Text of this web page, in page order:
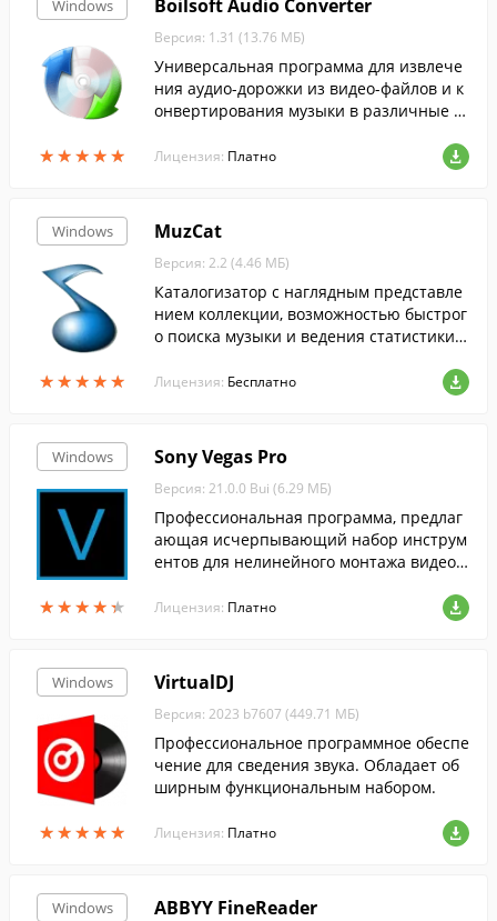
Windows
★★★★★
★★★★★
Boilsoft Audio Converter
Версия: 1.31 (13.76 МБ)
Универсальная программа для извлече
ния аудио-дорожки из видео-файлов и к
онвертирования музыки в различные ф
Лицензия: Платно
Windows
★★★★★
★★★★★
MuzCat
Версия: 2.2 (4.46 МБ)
Каталогизатор с наглядным представле
нием коллекции, возможностью быстрог
о поиска музыки и ведения статистики,
ия тегов и многими другими возможност
Лицензия: Бесплатно
Windows
★★★★★
★★★★★
Sony Vegas Pro
Версия: 21.0.0 Bui (6.29 МБ)
Профессиональная программа, предлаг
ающая исчерпывающий набор инструм
ентов для нелинейного монтажа видео
Лицензия: Платно
Windows
★★★★★
★★★★★
VirtualDJ
Версия: 2023 b7607 (449.71 МБ)
Профессиональное программное обеспе
чение для сведения звука. Обладает об
ширным функциональным набором.
Лицензия: Платно
Windows ABBYY FineReader